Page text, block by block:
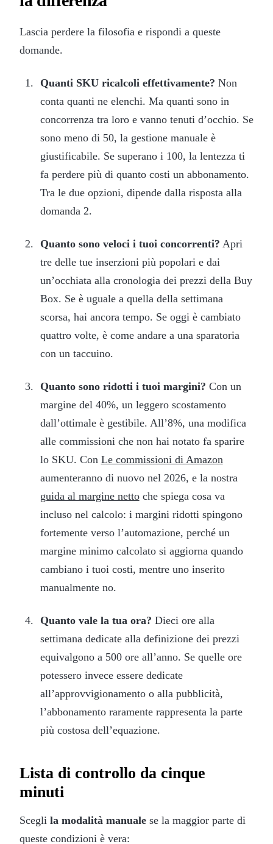
Lascia perdere la filosofia e rispondi a queste
domande.
Quanti SKU ricalcoli effettivamente? Non
conta quanti ne elenchi. Ma quanti sono in
concorrenza tra loro e vanno tenuti d’occhio. Se
sono meno di 50, la gestione manuale è
giustificabile. Se superano i 100, la lentezza ti
fa perdere più di quanto costi un abbonamento.
Tra le due opzioni, dipende dalla risposta alla
domanda 2.
Quanto sono veloci i tuoi concorrenti? Apri
tre delle tue inserzioni più popolari e dai
un’occhiata alla cronologia dei prezzi della Buy
Box. Se è uguale a quella della settimana
scorsa, hai ancora tempo. Se oggi è cambiato
quattro volte, è come andare a una sparatoria
con un taccuino.
Quanto sono ridotti i tuoi margini? Con un
margine del 40%, un leggero scostamento
dall’ottimale è gestibile. All’8%, una modifica
alle commissioni che non hai notato fa sparire
lo SKU. Con Le commissioni di Amazon
aumenteranno di nuovo nel 2026, e la nostra
guida al margine nettoche spiega cosa va
incluso nel calcolo: i margini ridotti spingono
fortemente verso l’automazione, perché un
margine minimo calcolato si aggiorna quando
cambiano i tuoi costi, mentre uno inserito
manualmente no.
Quanto vale la tua ora? Dieci ore alla
settimana dedicate alla definizione dei prezzi
equivalgono a 500 ore all’anno. Se quelle ore
potessero invece essere dedicate
all’approvvigionamento o alla pubblicità,
l’abbonamento raramente rappresenta la parte
più costosa dell’equazione.
Lista di controllo da cinque
minuti
Scegli la modalità manuale se la maggior parte di
queste condizioni è vera: